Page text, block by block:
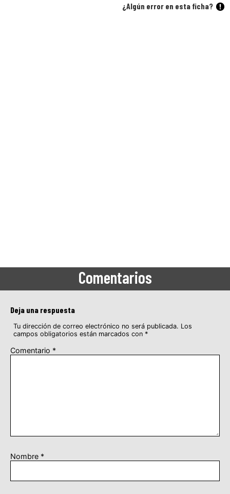
¿Algún error en esta ficha?
Comentarios
Deja una respuesta
Tu dirección de correo electrónico no será publicada. Los
campos obligatorios están marcados con *
Comentario *
Nombre *